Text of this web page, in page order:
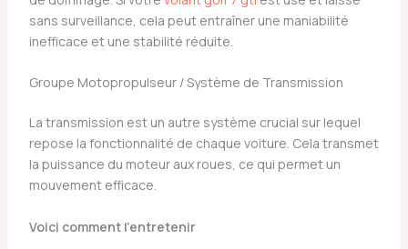
sans surveillance, cela peut entraîner une maniabilité
inefficace et une stabilité réduite.
Groupe Motopropulseur / Système de Transmission
La transmission est un autre système crucial sur lequel
repose la fonctionnalité de chaque voiture. Cela transmet
la puissance du moteur aux roues, ce qui permet un
mouvement efficace.
Voici comment l’entretenir